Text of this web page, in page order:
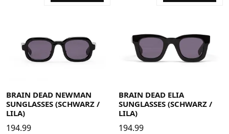
BRAIN DEAD NEWMAN
SUNGLASSES (SCHWARZ /
LILA)
194.99
BRAIN DEAD ELIA
SUNGLASSES (SCHWARZ /
LILA)
194.99